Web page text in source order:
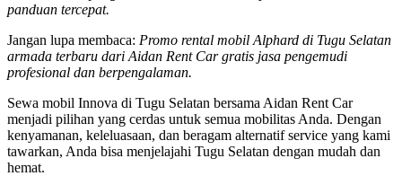
panduan tercepat.
Jangan lupa membaca: Promo rental mobil Alphard di Tugu Selatan
armada terbaru dari Aidan Rent Car gratis jasa pengemudi
profesional dan berpengalaman.
Sewa mobil Innova di Tugu Selatan bersama Aidan Rent Car
menjadi pilihan yang cerdas untuk semua mobilitas Anda. Dengan
kenyamanan, keleluasaan, dan beragam alternatif service yang kami
tawarkan, Anda bisa menjelajahi Tugu Selatan dengan mudah dan
hemat.